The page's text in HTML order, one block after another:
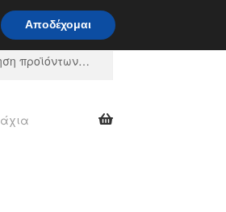
848 1565
Αποδέχομαι